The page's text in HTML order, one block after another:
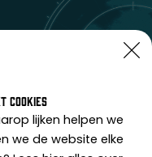
cookies
lijken helpen we
we de website elke